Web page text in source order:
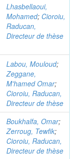
Lhasbellaoui,
Mohamed; Cioroiu,
Raducan,
Directeur de thèse
Labou, Mouloud;
Zeggane,
M'hamed Omar;
Cioroiu, Raducan,
Directeur de thèse
Boukhalfa, Omar;
Zerroug, Tewfik;
Cioroiu, Raducan,
Directeur de thèse